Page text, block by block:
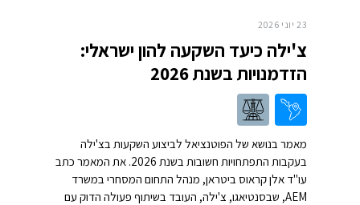
23 יוני 2026
צ'ילה כיעד השקעה להון ישראלי:
הזדמנויות בשנת 2026
מאמר בנושא של הפוטנציאל לביצוע השקעות בצ'ילה
בעקבות התפתחויות חשובות בשנת 2026. את המאמר כתב
עו"ד אלן קראוס ביטראן, מנהל התחום המסחרי במשרד
AEM, שבסנטיאגו, צ'ילה, העובד בשיתוף פעולה הדוק עם